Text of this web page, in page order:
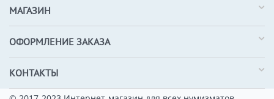
МАГАЗИН
ОФОРМЛЕНИЕ ЗАКАЗА
КОНТАКТЫ